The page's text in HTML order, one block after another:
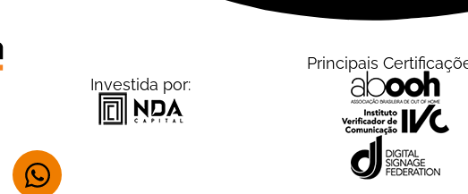
Investida por:
Principais